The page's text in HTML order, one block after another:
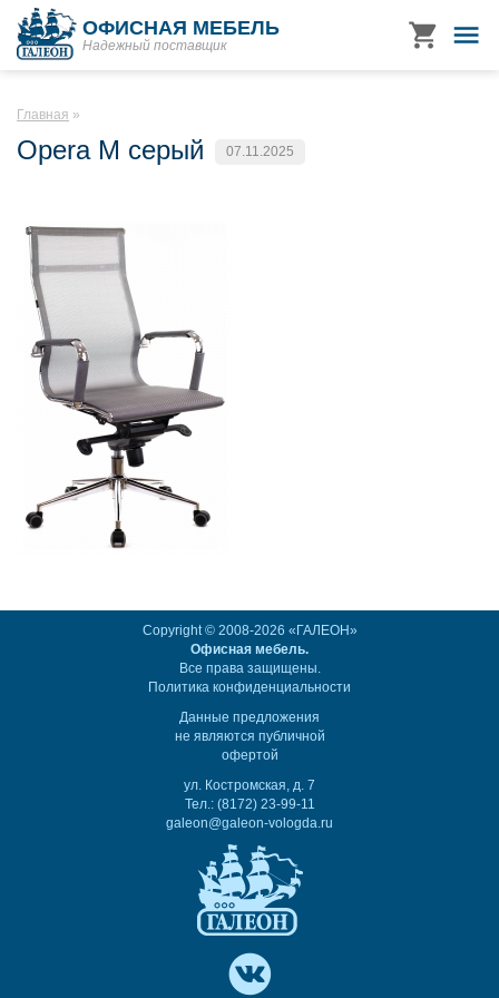
ОФИСНАЯ МЕБЕЛЬ
Надежный поставщик
Главная
Opera M серый 07.11.2025
Copyright © 2008-2026 «ГАЛЕОН»
Офисная мебель.
Все права защищены.
Политика конфиденциальности
Данные предложения
не являются публичной
офертой
ул. Костромская, д. 7
Тел.: (8172) 23-99-11
galeon@galeon-vologda.ru